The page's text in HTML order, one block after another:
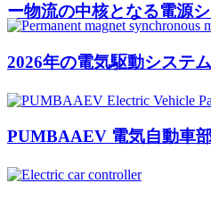
ー物流の中核となる電源
2026年の電気駆動システ
PUMBAAEV 電気自動車